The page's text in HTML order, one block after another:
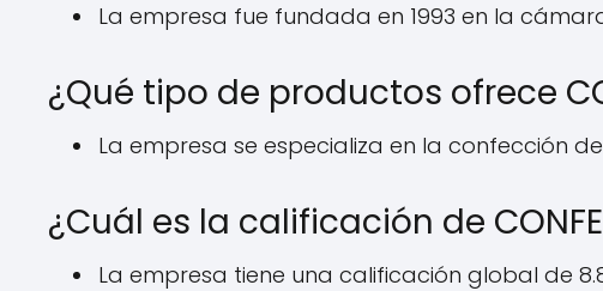
La empresa fue fundada en 1993 en la
¿Qué tipo de productos ofrece
La empresa se especializa en la confección
¿Cuál es la calificación de
La empresa tiene una calificación global de